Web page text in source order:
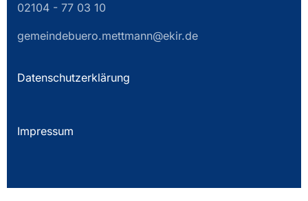
02104 - 77 03 10
gemeindebuero.mettmann@ekir.de
Datenschutzerklärung
Impressum